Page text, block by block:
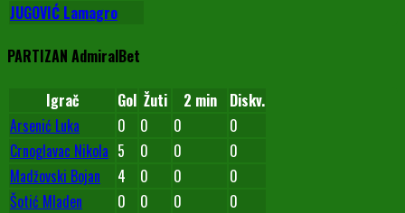
JUGOVIĆ Lamagro
PARTIZAN AdmiralBet
Igrač Gol Žuti 2 min
Diskv.
Arsenić Luka
0 0 0
0
Crnoglavac Nikola 5 0 0
0
Madžovski Bojan
4 0 0
0
Šotić Mladen
0 0 0
0